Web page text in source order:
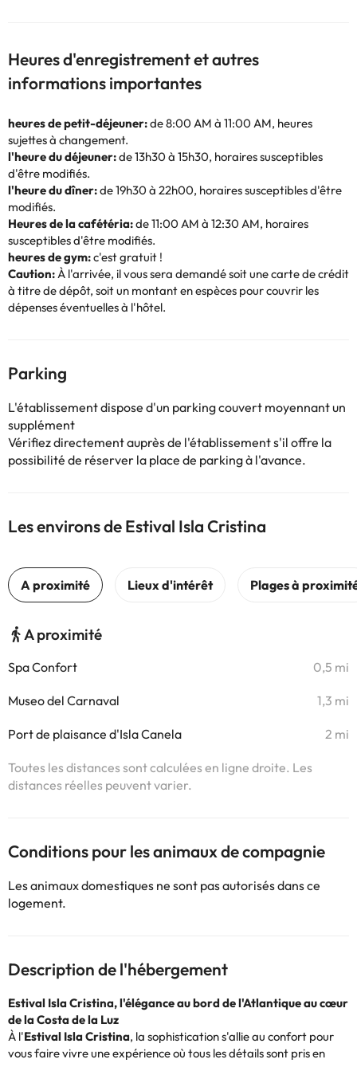
Heures d'enregistrement et autres
informations importantes
heures de petit-déjeuner:de 8:00 AM à 11:00 AM, heures
sujettes à changement.
l'heure du déjeuner:de 13h30 à 15h30, horaires susceptibles
d'être modifiés.
l'heure du dîner:de 19h30 à 22h00, horaires susceptibles d'être
modifiés.
Heures de la cafétéria:de 11:00 AM à 12:30 AM, horaires
susceptibles d'être modifiés.
heures de gym:c'est gratuit !
Caution:À l'arrivée, il vous sera demandé soit une carte de crédit
à titre de dépôt, soit un montant en espèces pour couvrir les
dépenses éventuelles à l'hôtel.
Parking
L'établissement dispose d'un parking couvert moyennant un
supplément
Vérifiez directement auprès de l'établissement s'il offre la
possibilité de réserver la place de parking à l'avance.
Les environs de Estival Isla Cristina
A proximité
Spa Confort 0,5 mi
Museo del Carnaval 1,3 mi
Port de plaisance d'Isla Canela 2 mi
Toutes les distances sont calculées en ligne droite. Les
distances réelles peuvent varier.
Conditions pour les animaux de compagnie
Les animaux domestiques ne sont pas autorisés dans ce
logement.
Description de l'hébergement
Estival Isla Cristina, l'élégance au bord de l'Atlantique au cœur
de la Costa de la Luz
À l'Estival Isla Cristina, la sophistication s'allie au confort pour
vous faire vivre une expérience où tous les détails sont pris en